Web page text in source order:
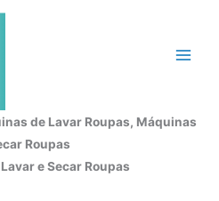
de Lavar Roupas, Máquinas
Roupas
e Secar Roupas